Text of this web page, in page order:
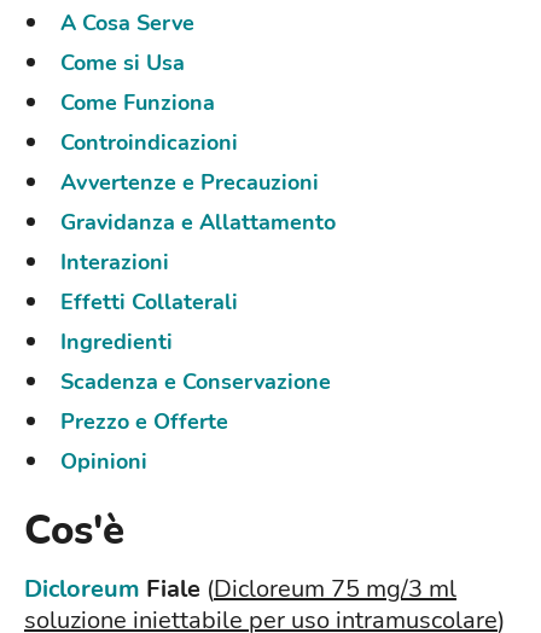
A Cosa Serve
Come si Usa
Come Funziona
Controindicazioni
Avvertenze e Precauzioni
Gravidanza e Allattamento
Interazioni
Effetti Collaterali
Ingredienti
Scadenza e Conservazione
Prezzo e Offerte
Opinioni
Cos'è
Dicloreum Fiale (Dicloreum 75 mg/3 ml
soluzione iniettabile per uso intramuscolare)